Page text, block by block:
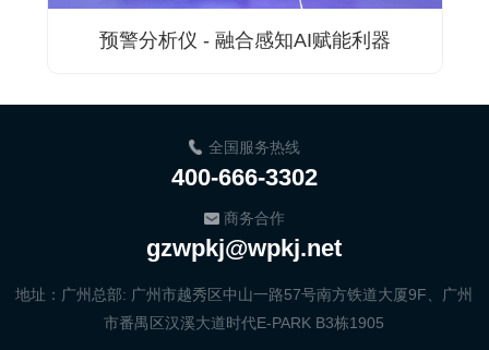
预警分析仪 - 融合感知AI赋能利器
全国服务热线
400-666-3302
商务合作
gzwpkj@wpkj.net
地址：广州总部: 广州市越秀区中山一路57号南方铁道大厦9F、广州
市番禺区汉溪大道时代E-PARK B3栋1905